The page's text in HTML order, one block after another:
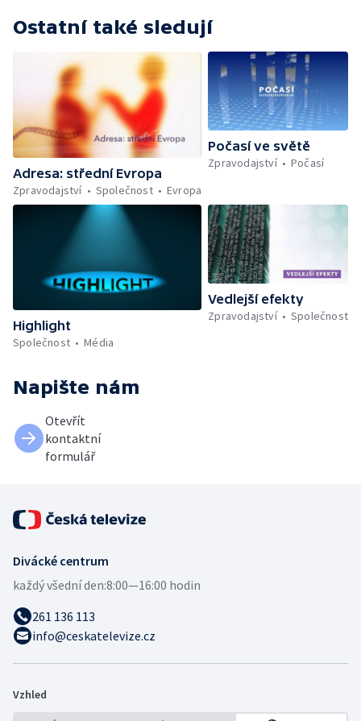
Ostatní také sledují
Adresa: střední Evropa
Zpravodajství
Společnost Evropa
Počasí ve světě
Zpravodajství
Počasí
Highlight
Společnost
Média
Vedlejší efekty
Zpravodajství
Společnost
Napište nám
Otevřít
kontaktní
formulář
Divácké centrum
každý všední den:8:00—16:00 hodin
261 136 113
info@ceskatelevize.cz
Vzhled